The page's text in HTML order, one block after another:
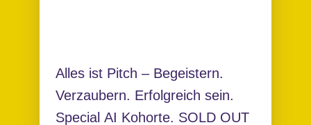
Alles ist Pitch – Begeistern.
Verzaubern. Erfolgreich sein.
Special AI Kohorte. SOLD OUT